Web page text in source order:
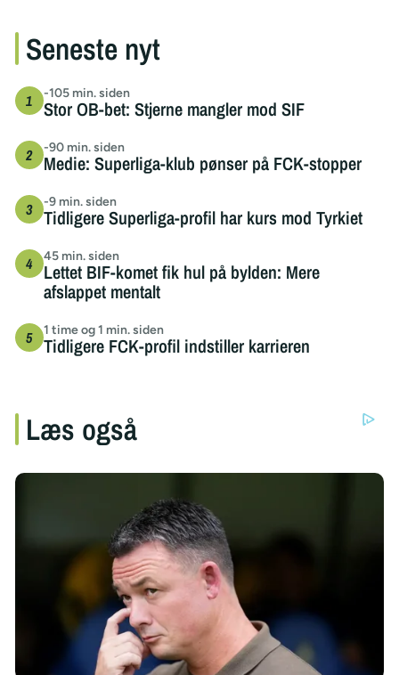
Seneste nyt
-105 min. siden
Stor OB-bet: Stjerne mangler mod SIF
-90 min. siden
Medie: Superliga-klub pønser på FCK-stopper
-9 min. siden
Tidligere Superliga-profil har kurs mod Tyrkiet
45 min. siden
Lettet BIF-komet fik hul på bylden: Mere
afslappet mentalt
1 time og 1 min. siden
Tidligere FCK-profil indstiller karrieren